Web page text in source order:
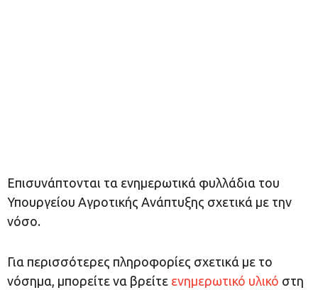
Επισυνάπτονται τα ενημερωτικά φυλλάδια του
Υπουργείου Αγροτικής Ανάπτυξης σχετικά με την
νόσο.
Για περισσότερες πληροφορίες σχετικά με το
νόσημα, μπορείτε να βρείτε ενημερωτικό υλικό στη